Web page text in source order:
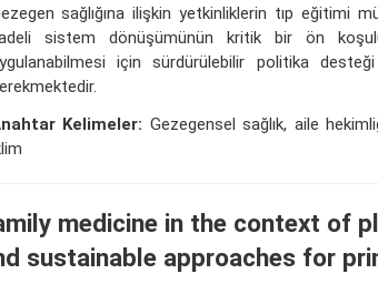
sağlığına ilişkin yetkinliklerin tıp eğitimi
sistem dönüşümünün kritik bir ön
için sürdürülebilir politika
Kelimeler: Gezegensel sağlık, aile
medicine in the context of
sustainable approaches for